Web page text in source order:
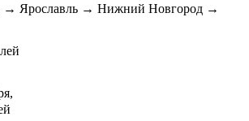
→ Ярославль → Нижний Новгород →